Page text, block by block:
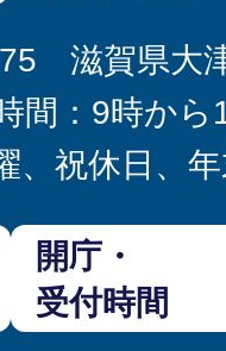
滋賀県大
間：9時から
、祝休日、
開庁・
受付時間